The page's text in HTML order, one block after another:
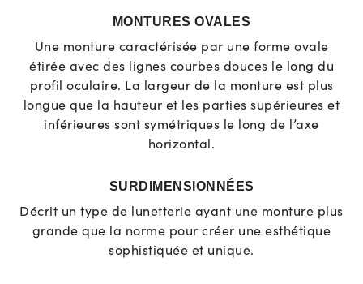
MONTURES OVALES
Une monture caractérisée par une forme ovale
étirée avec des lignes courbes douces le long du
profil oculaire. La largeur de la monture est plus
longue que la hauteur et les parties supérieures et
inférieures sont symétriques le long de l’axe
horizontal.
SURDIMENSIONNÉES
Décrit un type de lunetterie ayant une monture plus
grande que la norme pour créer une esthétique
sophistiquée et unique.